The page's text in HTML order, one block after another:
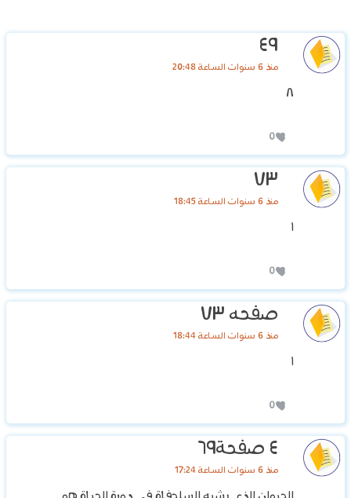
٤٩
منذ 6 سنوات الساعة 20:48
٨
0
٧٣
منذ 6 سنوات الساعة 18:45
١
0
صفحه ٧٣
منذ 6 سنوات الساعة 18:44
١
0
٤ صفحة٦٩
منذ 6 سنوات الساعة 17:24